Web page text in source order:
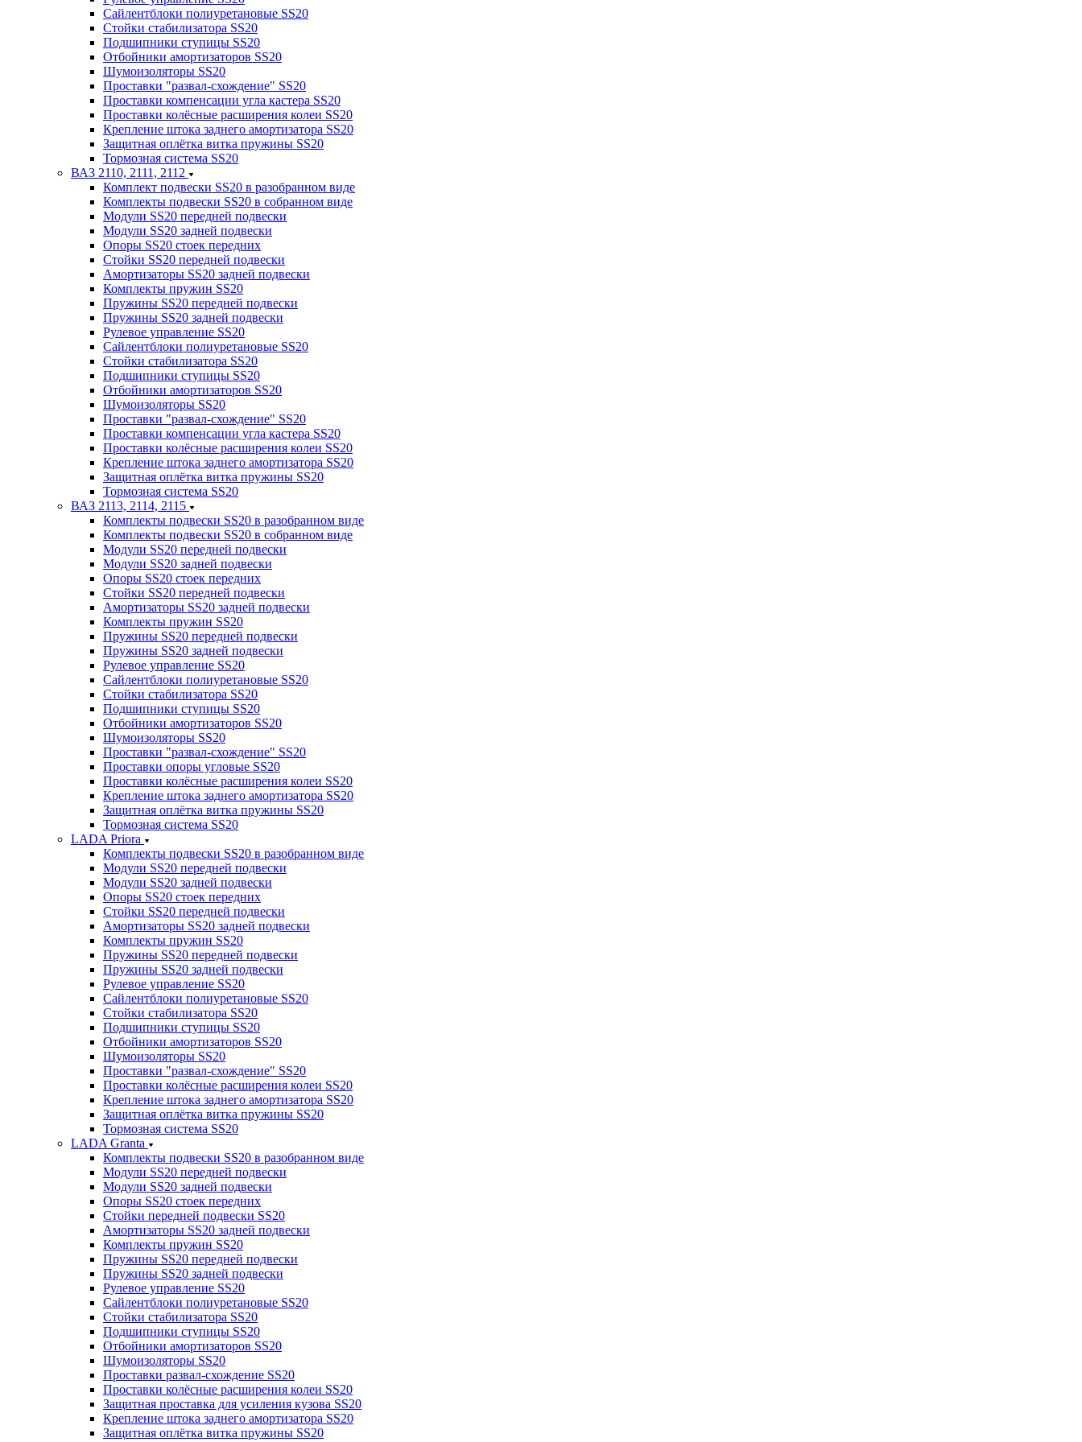
Сайлентблоки полиуретановые SS20
Стойки стабилизатора SS20
Подшипники ступицы SS20
Отбойники амортизаторов SS20
Шумоизоляторы SS20
Проставки "развал-схождение" SS20
Проставки компенсации угла кастера SS20
Проставки колёсные расширения колеи SS20
Крепление штока заднего амортизатора SS20
Защитная оплётка витка пружины SS20
Тормозная система SS20
ВАЗ 2110, 2111, 2112
Комплект подвески SS20 в разобранном виде
Комплекты подвески SS20 в собранном виде
Модули SS20 передней подвески
Модули SS20 задней подвески
Опоры SS20 стоек передних
Стойки SS20 передней подвески
Амортизаторы SS20 задней подвески
Комплекты пружин SS20
Пружины SS20 передней подвески
Пружины SS20 задней подвески
Рулевое управление SS20
Сайлентблоки полиуретановые SS20
Стойки стабилизатора SS20
Подшипники ступицы SS20
Отбойники амортизаторов SS20
Шумоизоляторы SS20
Проставки "развал-схождение" SS20
Проставки компенсации угла кастера SS20
Проставки колёсные расширения колеи SS20
Крепление штока заднего амортизатора SS20
Защитная оплётка витка пружины SS20
Тормозная система SS20
ВАЗ 2113, 2114, 2115
Комплекты подвески SS20 в разобранном виде
Комплекты подвески SS20 в собранном виде
Модули SS20 передней подвески
Модули SS20 задней подвески
Опоры SS20 стоек передних
Стойки SS20 передней подвески
Амортизаторы SS20 задней подвески
Комплекты пружин SS20
Пружины SS20 передней подвески
Пружины SS20 задней подвески
Рулевое управление SS20
Сайлентблоки полиуретановые SS20
Стойки стабилизатора SS20
Подшипники ступицы SS20
Отбойники амортизаторов SS20
Шумоизоляторы SS20
Проставки "развал-схождение" SS20
Проставки опоры угловые SS20
Проставки колёсные расширения колеи SS20
Крепление штока заднего амортизатора SS20
Защитная оплётка витка пружины SS20
Тормозная система SS20
LADA Priora
Комплекты подвески SS20 в разобранном виде
Модули SS20 передней подвески
Модули SS20 задней подвески
Опоры SS20 стоек передних
Стойки SS20 передней подвески
Амортизаторы SS20 задней подвески
Комплекты пружин SS20
Пружины SS20 передней подвески
Пружины SS20 задней подвески
Рулевое управление SS20
Сайлентблоки полиуретановые SS20
Стойки стабилизатора SS20
Подшипники ступицы SS20
Отбойники амортизаторов SS20
Шумоизоляторы SS20
Проставки "развал-схождение" SS20
Проставки колёсные расширения колеи SS20
Крепление штока заднего амортизатора SS20
Защитная оплётка витка пружины SS20
Тормозная система SS20
LADA Granta
Комплекты подвески SS20 в разобранном виде
Модули SS20 передней подвески
Модули SS20 задней подвески
Опоры SS20 стоек передних
Стойки передней подвески SS20
Амортизаторы SS20 задней подвески
Комплекты пружин SS20
Пружины SS20 передней подвески
Пружины SS20 задней подвески
Рулевое управление SS20
Сайлентблоки полиуретановые SS20
Стойки стабилизатора SS20
Подшипники ступицы SS20
Отбойники амортизаторов SS20
Шумоизоляторы SS20
Проставки развал-схождение SS20
Проставки колёсные расширения колеи SS20
Защитная проставка для усиления кузова SS20
Крепление штока заднего амортизатора SS20
Защитная оплётка витка пружины SS20